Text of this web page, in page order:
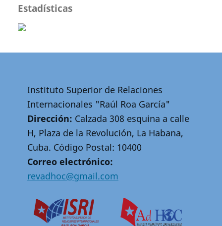
Estadísticas
Instituto Superior de Relaciones
Internacionales "Raúl Roa García"
Dirección: Calzada 308 esquina a calle
H, Plaza de la Revolución, La Habana,
Cuba. Código Postal: 10400
Correo electrónico:
revadhoc@gmail.com